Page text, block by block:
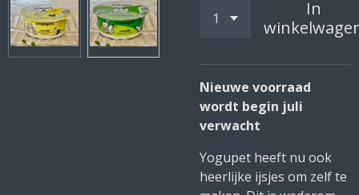
In
Nieuwe voorraad
wordt begin juli
verwacht
Yogupet heeft nu ook
heerlijke ijsjes om zelf te